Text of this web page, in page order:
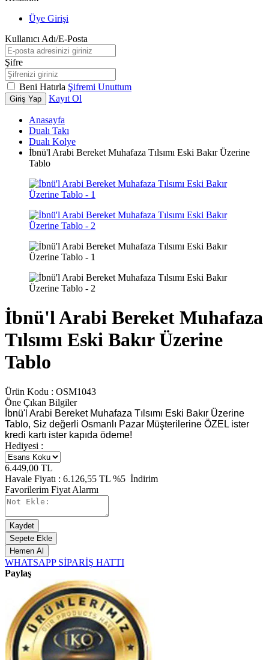
Üye Girişi
Kullanıcı Adı/E-Posta
Şifre
Beni Hatırla Şifremi Unuttum
Giriş Yap Kayıt Ol
Anasayfa
Dualı Takı
Dualı Kolye
İbnü'l Arabi Bereket Muhafaza Tılsımı Eski Bakır Üzerine
Tablo
İbnü'l Arabi Bereket Muhafaza
Tılsımı Eski Bakır Üzerine
Tablo
Ürün Kodu : OSM1043
Öne Çıkan Bilgiler
İbnü'l Arabi Bereket Muhafaza Tılsımı Eski Bakır Üzerine
Tablo, Siz değerli Osmanlı Pazar Müşterilerine ÖZEL ister
kredi kartı ister kapıda ödeme!
Hediyesi :
6.449,00 TL
Havale Fiyatı : 6.126,55 TL %5 İndirim
Favorilerim Fiyat Alarmı
Kaydet
Sepete Ekle
Hemen Al
WHATSAPP SİPARİŞ HATTI
Paylaş